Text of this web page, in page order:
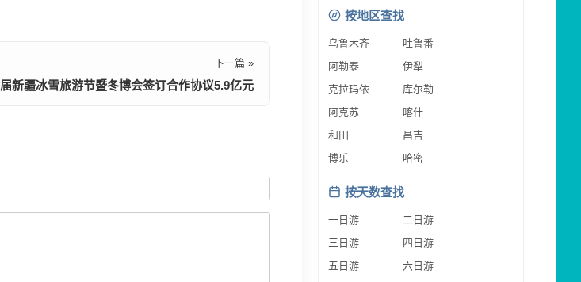
下一篇 »
新疆冰雪旅游节暨冬博会签订合作协议5.9亿元
按地区查找
乌鲁木齐
吐鲁番
阿勒泰
伊犁
克拉玛依
库尔勒
阿克苏
喀什
和田
昌吉
博乐
哈密
按天数查找
一日游
二日游
三日游
四日游
五日游
六日游